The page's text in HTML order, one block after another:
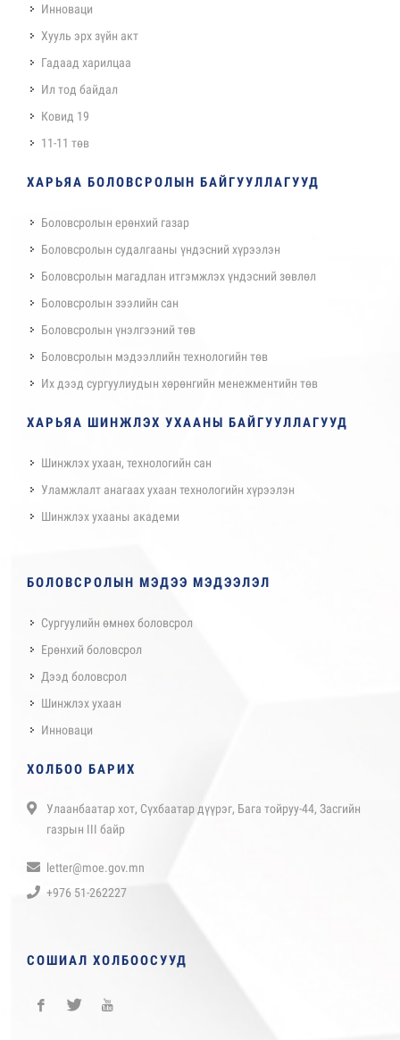
Инноваци
Хууль эрх зүйн акт
Гадаад харилцаа
Ил тод байдал
Ковид 19
11-11 төв
ХАРЬЯА БОЛОВСРОЛЫН БАЙГУУЛЛАГУУД
Боловсролын ерөнхий газар
Боловсролын судалгааны үндэсний хүрээлэн
Боловсролын магадлан итгэмжлэх үндэсний зөвлөл
Боловсролын зээлийн сан
Боловсролын үнэлгээний төв
Боловсролын мэдээллийн технологийн төв
Их дээд сургуулиудын хөрөнгийн менежментийн төв
ХАРЬЯА ШИНЖЛЭХ УХААНЫ БАЙГУУЛЛАГУУД
Шинжлэх ухаан, технологийн сан
Уламжлалт анагаах ухаан технологийн хүрээлэн
Шинжлэх ухааны академи
БОЛОВСРОЛЫН МЭДЭЭ МЭДЭЭЛЭЛ
Сургуулийн өмнөх боловсрол
Ерөнхий боловсрол
Дээд боловсрол
Шинжлэх ухаан
Инноваци
ХОЛБОО БАРИХ
Улаанбаатар хот, Сүхбаатар дүүрэг, Бага тойруу-44, Засгийн
газрын III байр
letter@moe.gov.mn
+976 51-262227
СОШИАЛ ХОЛБООСУУД